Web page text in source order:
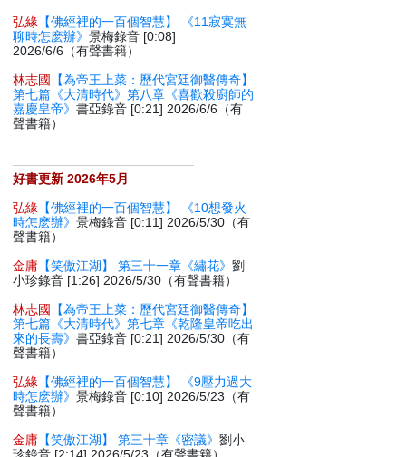
弘緣 【佛經裡的一百個智慧】 《11寂寞無
聊時怎麽辦》景梅錄音 [0:08]
2026/6/6（有聲書籍）
林志國
【為帝王上菜：歷代宮廷御醫傳奇】
第七篇《大清時代》第八章《喜歡殺廚師的
嘉慶皇帝》書亞錄音 [0:21] 2026/6/6（有
聲書籍）
好書更新 2026年5月
弘緣 【佛經裡的一百個智慧】 《10想發火
時怎麽辦》景梅錄音 [0:11] 2026/5/30（有
聲書籍）
金庸 【笑傲江湖】 第三十一章《繡花》劉
小珍錄音 [1:26] 2026/5/30（有聲書籍）
林志國
【為帝王上菜：歷代宮廷御醫傳奇】
第七篇《大清時代》第七章《乾隆皇帝吃出
來的長壽》書亞錄音 [0:21] 2026/5/30（有
聲書籍）
弘緣 【佛經裡的一百個智慧】 《9壓力過大
時怎麽辦》景梅錄音 [0:10] 2026/5/23（有
聲書籍）
金庸 【笑傲江湖】 第三十章《密議》劉小